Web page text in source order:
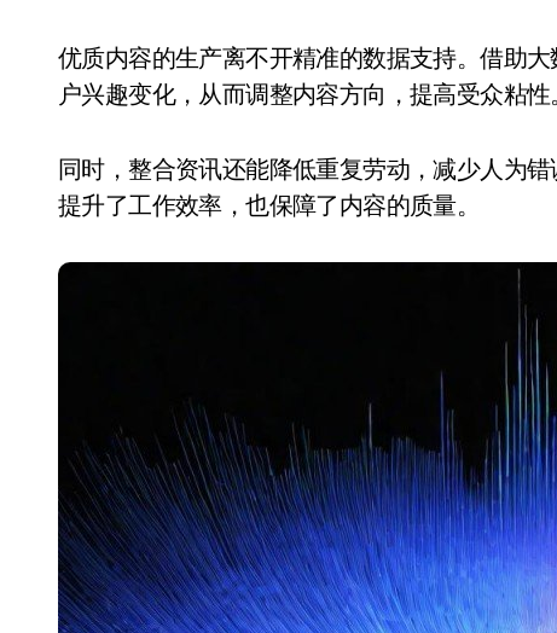
优质内容的生产离不开精准的数据支持。借助
户兴趣变化，从而调整内容方向，提高受众粘性
同时，整合资讯还能降低重复劳动，减少人为
提升了工作效率，也保障了内容的质量。